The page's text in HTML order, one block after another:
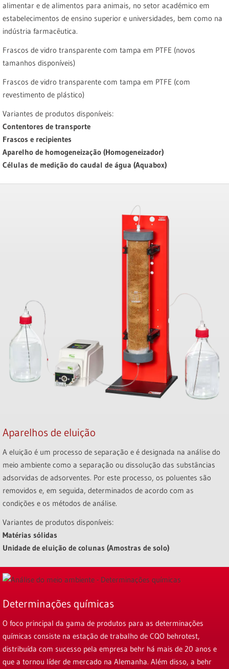
alimentar e de alimentos para animais, no setor académico em
estabelecimentos de ensino superior e universidades, bem como na
indústria farmacêutica.
Frascos de vidro transparente com tampa em PTFE (novos
tamanhos disponíveis)
Frascos de vidro transparente com tampa em PTFE (com
revestimento de plástico)
Variantes de produtos disponíveis:
Contentores de transporte
Frascos e recipientes
Aparelho de homogeneização (Homogeneizador)
Células de medição do caudal de água (Aquabox)
Aparelhos de eluição
A eluição é um processo de separação e é designada na análise do
meio ambiente como a separação ou dissolução das substâncias
adsorvidas de adsorventes. Por este processo, os poluentes são
removidos e, em seguida, determinados de acordo com as
condições e os métodos de análise.
Variantes de produtos disponíveis:
Matérias sólidas
Unidade de eluição de colunas (Amostras de solo)
Determinações químicas
O foco principal da gama de produtos para as determinações
químicas consiste na estação de trabalho de CQO behrotest,
distribuída com sucesso pela empresa behr há mais de 20 anos e
que a tornou líder de mercado na Alemanha. Além disso, a behr